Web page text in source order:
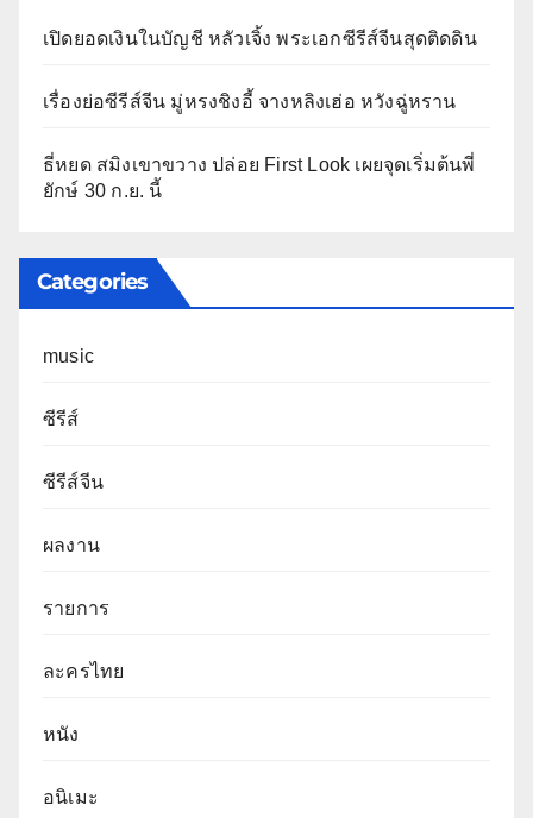
เปิดยอดเงินในบัญชี หลัวเจิ้ง พระเอกซีรีส์จีนสุดติดดิน
เรื่องย่อซีรีส์จีน มู่หรงชิงอี้ จางหลิงเฮ่อ หวังฉู่หราน
ธี่หยด สมิงเขาขวาง ปล่อย First Look เผยจุดเริ่มต้นพี่
ยักษ์ 30 ก.ย. นี้
Categories
music
ซีรีส์
ซีรีส์จีน
ผลงาน
รายการ
ละครไทย
หนัง
อนิเมะ